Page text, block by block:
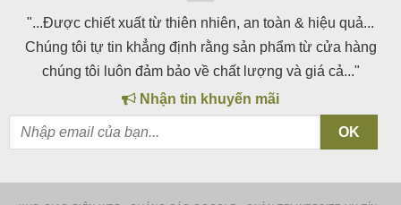
"...Được chiết xuất từ thiên nhiên, an toàn & hiệu quả...
Chúng tôi tự tin khẳng định rằng sản phẩm từ cửa hàng
chúng tôi luôn đảm bảo về chất lượng và giá cả..."
Nhận tin khuyến mãi